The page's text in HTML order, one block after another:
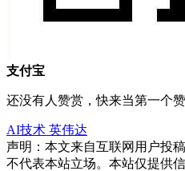
支付宝
还没有人赞赏，快来当第一个
AI技术 英伟达
声明：本文来自互联网用户投
不代表本站立场。本站仅提供